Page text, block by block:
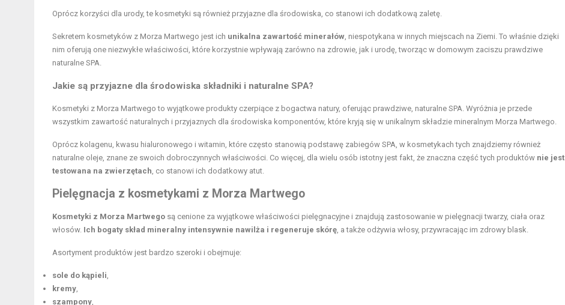
Oprócz korzyści dla urody, te kosmetyki są również przyjazne dla środowiska, co stanowi ich dodatkową zaletę.
Sekretem kosmetyków z Morza Martwego jest ich unikalna zawartość minerałów, niespotykana w innych miejscach na Ziemi. To właśnie dzięki
nim oferują one niezwykłe właściwości, które korzystnie wpływają zarówno na zdrowie, jak i urodę, tworząc w domowym zaciszu prawdziwe
naturalne SPA.
Jakie są przyjazne dla środowiska składniki i naturalne SPA?
Kosmetyki z Morza Martwego to wyjątkowe produkty czerpiące z bogactwa natury, oferując prawdziwe, naturalne SPA. Wyróżnia je przede
wszystkim zawartość naturalnych i przyjaznych dla środowiska komponentów, które kryją się w unikalnym składzie mineralnym Morza Martwego.
Oprócz kolagenu, kwasu hialuronowego i witamin, które często stanowią podstawę zabiegów SPA, w kosmetykach tych znajdziemy również
naturalne oleje, znane ze swoich dobroczynnych właściwości. Co więcej, dla wielu osób istotny jest fakt, że znaczna część tych produktów nie jest
testowana na zwierzętach, co stanowi ich dodatkowy atut.
Pielęgnacja z kosmetykami z Morza Martwego
Kosmetyki z Morza Martwego są cenione za wyjątkowe właściwości pielęgnacyjne i znajdują zastosowanie w pielęgnacji twarzy, ciała oraz
włosów. Ich bogaty skład mineralny intensywnie nawilża i regeneruje skórę, a także odżywia włosy, przywracając im zdrowy blask.
Asortyment produktów jest bardzo szeroki i obejmuje:
sole do kąpieli,
kremy,
szampony,